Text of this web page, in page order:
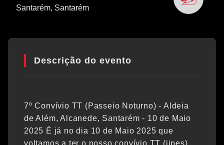
Santarém, Santarém
Descrição do evento
7º Convívio TT (Passeio Noturno) - Aldeia
de Além, Alcanede, Santarém - 10 de Maio
2025 É já no dia 10 de Maio 2025 que
voltamos a ter o nosso convívio TT (jipes),